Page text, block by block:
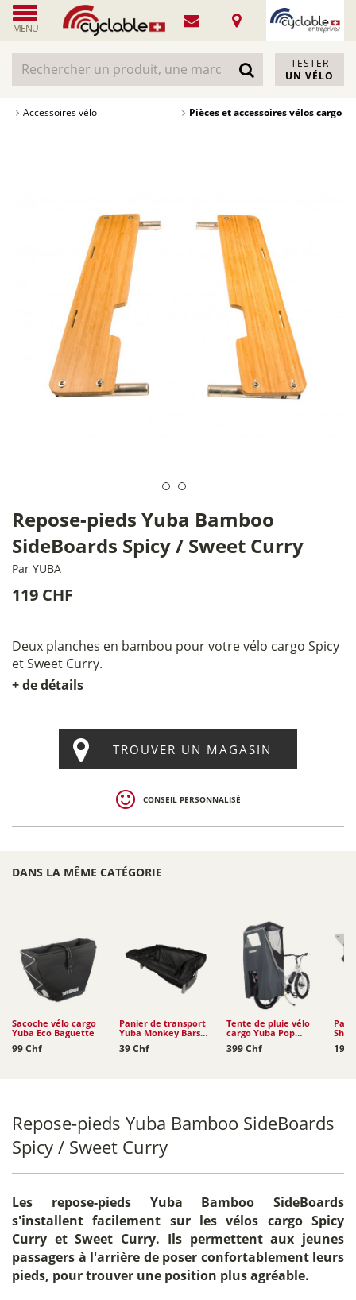
MENU
TESTER
UN VÉLO
Accessoires vélo Pièces et accessoires vélos cargo
Repose-pieds Yuba Bamboo
SideBoards Spicy / Sweet Curry
Par YUBA
119 CHF
Deux planches en bambou pour votre vélo cargo Spicy
et Sweet Curry.
+ de détails
TROUVER UN MAGASIN
CONSEIL PERSONNALISÉ
DANS LA MÊME CATÉGORIE
Sacoche vélo cargo
Yuba Eco Baguette
99 Chf
Panier de transport
Yuba Monkey Bars
Tote
39 Chf
Tente de pluie vélo
cargo Yuba Pop
Shelter
399 Chf 199
Repose-pieds Yuba Bamboo SideBoards
Spicy / Sweet Curry
Les repose-pieds Yuba Bamboo SideBoards
s'installent facilement sur les vélos cargo Spicy
Curry et Sweet Curry. Ils permettent aux jeunes
passagers à l'arrière de poser confortablement leurs
pieds, pour trouver une position plus agréable.